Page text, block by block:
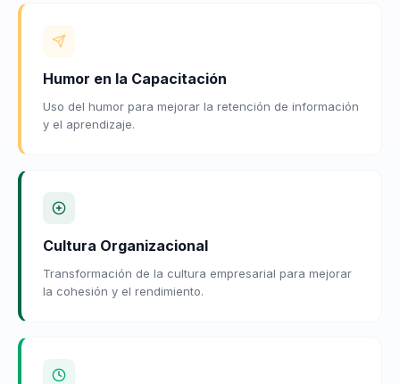
Humor en la Capacitación
Uso del humor para mejorar la retención de información
y el aprendizaje.
Cultura Organizacional
Transformación de la cultura empresarial para mejorar
la cohesión y el rendimiento.